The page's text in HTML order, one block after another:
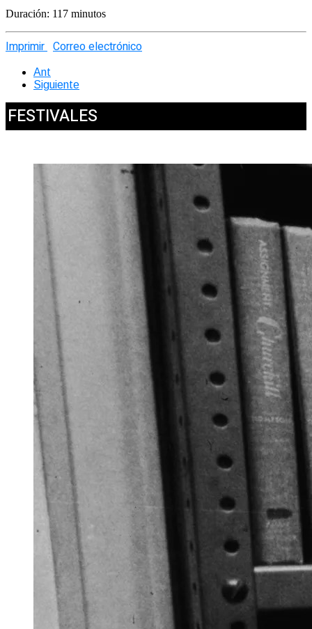
Duración: 117 minutos
Imprimir Correo electrónico
Ant
Siguiente
FESTIVALES